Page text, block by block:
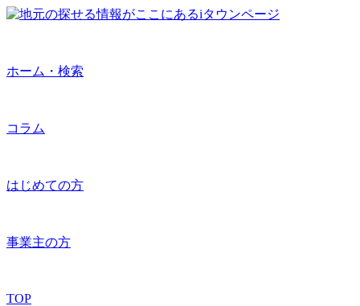
ホーム・検索
コラム
はじめての方
事業主の方
TOP